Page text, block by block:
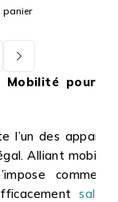
panier
pour un
des appareils
Alliant mobilité,
comme la
salons